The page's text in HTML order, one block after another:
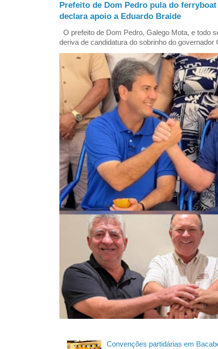
Prefeito de Dom Pedro pula do
declara apoio a Eduardo Braide
O prefeito de Dom Pedro, Galego Mota, e todo
deriva de candidatura do sobrinho do governador
Convenções partidárias em